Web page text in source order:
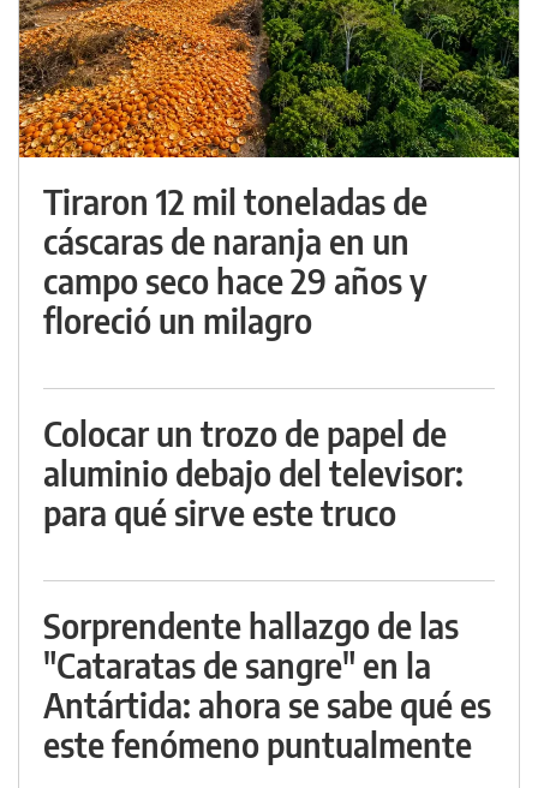
Tiraron 12 mil toneladas de
cáscaras de naranja en un
campo seco hace 29 años y
floreció un milagro
Colocar un trozo de papel de
aluminio debajo del televisor:
para qué sirve este truco
Sorprendente hallazgo de las
"Cataratas de sangre" en la
Antártida: ahora se sabe qué es
este fenómeno puntualmente